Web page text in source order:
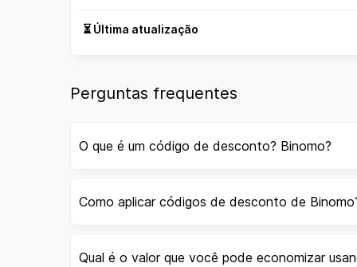
⏳ Última atualização
Perguntas frequentes
O que é um código de desconto? Binomo?
Como aplicar códigos de desconto de
Qual é o valor que você pode economizar